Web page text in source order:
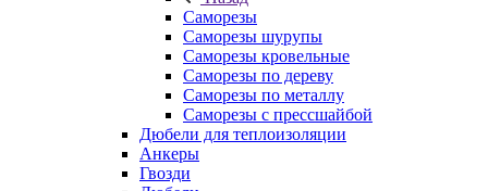
Саморезы
Саморезы шурупы
Саморезы кровельные
Саморезы по дереву
Саморезы по металлу
Саморезы с прессшайбой
Дюбели для теплоизоляции
Анкеры
Гвозди